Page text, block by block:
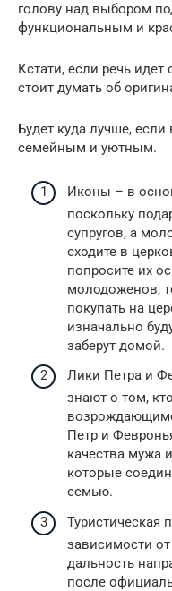
голову над выбором
функциональным и
Кстати, если речь идет
стоит думать об
Будет куда лучше,
семейным и уютным.
Иконы – в
поскольку
супругов, а
сходите в
попросите их
молодоженов,
покупать на
изначально
заберут домой.
Лики Петра и
знают о том,
Петр и
качества мужа
которые
семью.
Туристическая
зависимости
дальность
после